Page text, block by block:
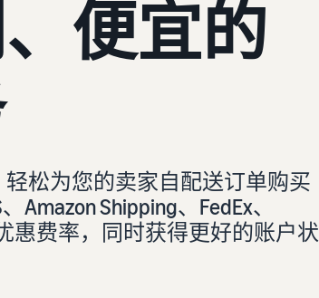
包
省成本
便宜的
松为您的卖家自配送订单购买
Shipping、FedEx、
惠费率，同时获得更好的账户状